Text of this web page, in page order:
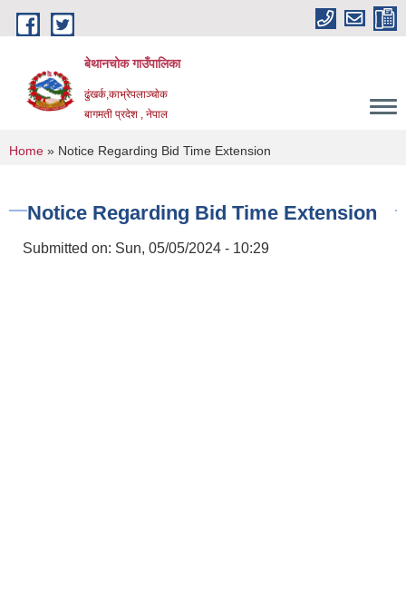
Skip to main content
बेथानचोक गाउँपालिका
ढुंखर्क,काभ्रेपलाञ्चाेक
बागमती प्रदेश , नेपाल
You are here
Home » Notice Regarding Bid Time Extension
Notice Regarding Bid Time Extension
Submitted on: Sun, 05/05/2024 - 10:29